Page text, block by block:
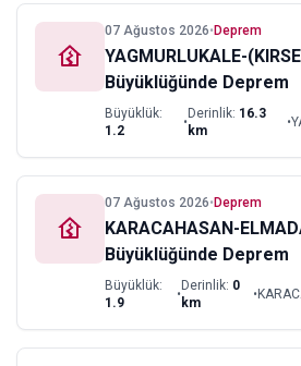
07 Ağustos 2026• Deprem
YAGMURLUKALE-
Büyüklüğünde Deprem
Büyüklük:
1.2
•
Derinlik: 16.3
km
•
07 Ağustos 2026• Deprem
KARACAHASAN-
Büyüklüğünde Deprem
Büyüklük:
1.9
•
Derinlik: 0
km
•